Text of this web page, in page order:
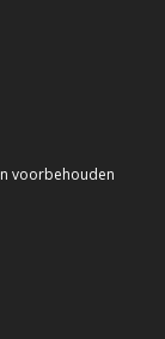
voorbehouden